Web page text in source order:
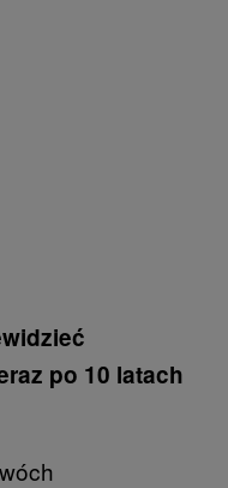
po 10 latach